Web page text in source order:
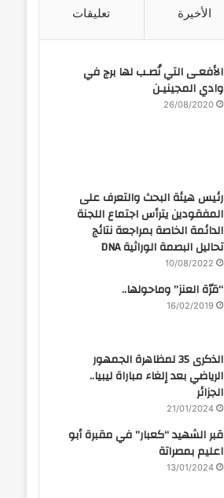
الأخيرة تعليقات
الأفعـى التي نُصـب لها برج في
وادي المجينيـن
26/08/2020
رئيس هيئة البحث والتعرف على
المفقودين يترأس اجتماع اللجنة
الدائمة الخاصة بمراجعة نتائج
تحاليل البصمة الوراثية DNA
10/08/2022
“قرّة العنز” وماحولها..
16/02/2019
الذكرى 35 لمظاهرة الجمهور
الرياضي بعد إلغاء مباراة ليبيا..
الجزائر
21/01/2024
قبر الشهيد “كعبار” في مقبرة أبو
اعليم بمصراتة
13/01/2024